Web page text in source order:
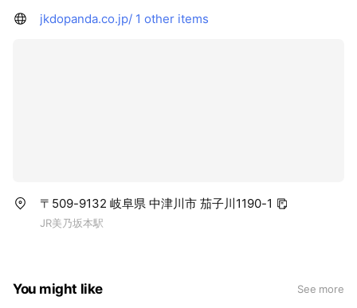
jkdopanda.co.jp/ 1 other items
〒509-9132 岐阜県 中津川市 茄子川1190-1
JR美乃坂本駅
You might like See more